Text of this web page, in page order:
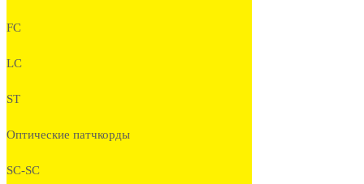
FC
LC
ST
Оптические патчкорды
SC-SC